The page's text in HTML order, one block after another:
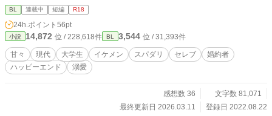
ド小説です。 R18には※つけます。
BL 連載中 短編 R18
24h.ポイント 56pt
小説 14,872 位 / 228,618件 BL 3,544 位 / 31,393件
甘々 現代 大学生 イケメン スパダリ セレブ
婚約者
ハッピーエンド
溺愛
感想数 36
文字数 81,071
最終更新日 2026.03.11
登録日 2022.08.22